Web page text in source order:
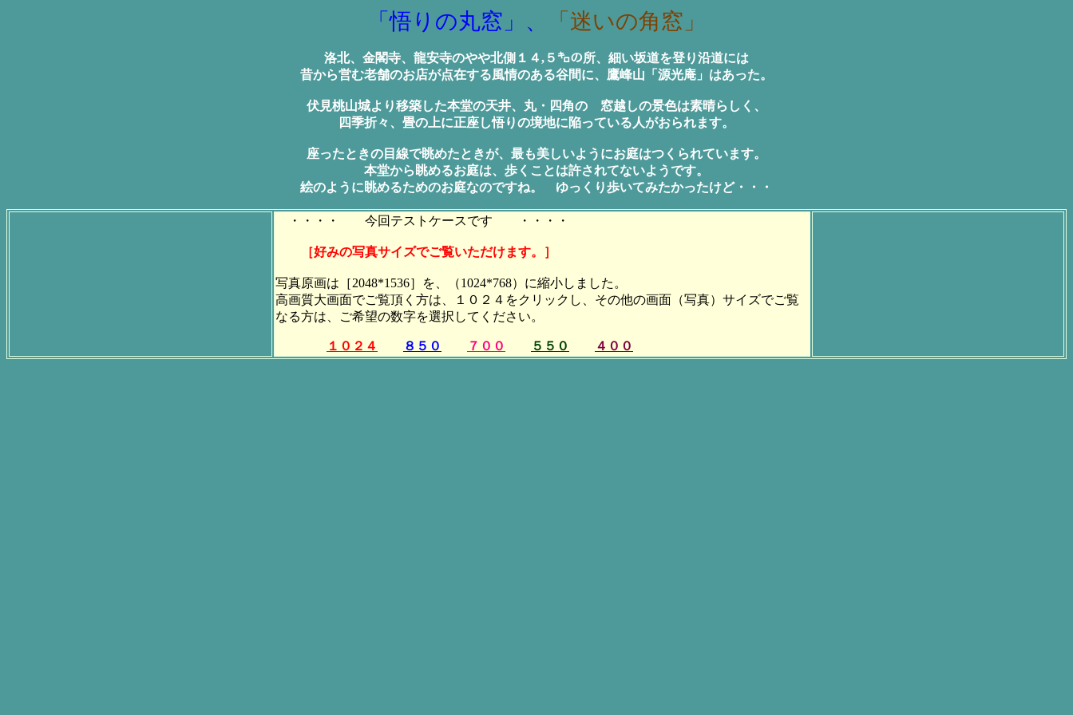
「悟りの丸窓」、 「迷いの角窓」
洛北、金閣寺、龍安寺のやや北側１４,５㌔の所、細い坂道を登り沿道には
昔から営む老舗のお店が点在する風情のある谷間に、鷹峰山「源光庵」はあった。
伏見桃山城より移築した本堂の天井、丸・四角の 窓越しの景色は素晴らしく、
四季折々、畳の上に正座し悟りの境地に陥っている人がおられます。
座ったときの目線で眺めたときが、最も美しいようにお庭はつくられています。
本堂から眺めるお庭は、歩くことは許されてないようです。
絵のように眺めるためのお庭なのですね。 ゆっくり歩いてみたかったけど・・・
・・・・ 今回テストケースです ・・・・
［好みの写真サイズでご覧いただけます。］
写真原画は［2048*1536］を、（1024*768）に縮小しました。
高画質大画面でご覧頂く方は、１０２４をクリックし、その他の画面（写真）サイズでご覧
なる方は、ご希望の数字を選択してください。
１０２４ ８５０ ７００ ５５０ ４００